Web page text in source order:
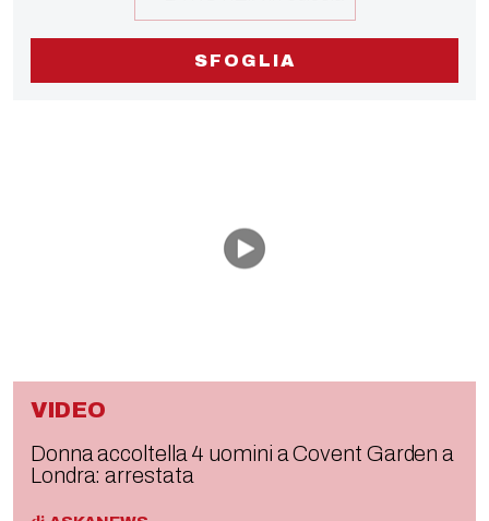
SFOGLIA
VIDEO
Donna accoltella 4 uomini a Covent Garden a
Londra: arrestata